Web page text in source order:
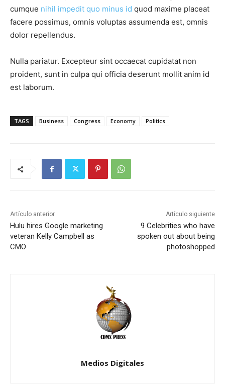
cumque nihil impedit quo minus id quod maxime placeat
facere possimus, omnis voluptas assumenda est, omnis
dolor repellendus.
Nulla pariatur. Excepteur sint occaecat cupidatat non
proident, sunt in culpa qui officia deserunt mollit anim id
est laborum.
TAGS Business Congress Economy Politics
Artículo anterior
Hulu hires Google marketing
veteran Kelly Campbell as
CMO
Artículo siguiente
9 Celebrities who have
spoken out about being
photoshopped
Medios Digitales